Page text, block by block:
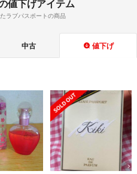
値下げアイテム
ラブパスポートの商品
中古 値下げ